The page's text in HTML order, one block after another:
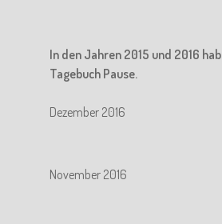
In den Jahren 2015 und 2016
Tagebuch Pause.
Dezember 2016
November 2016